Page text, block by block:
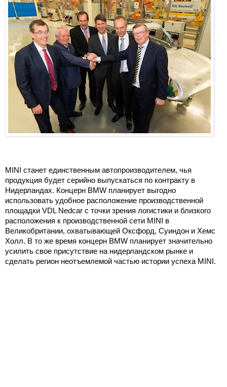
MINI станет единственным автопроизводителем, чья
продукция будет серийно выпускаться по контракту в
Нидерландах. Концерн BMW планирует выгодно
использовать удобное расположение производственной
площадки VDL Nedcar с точки зрения логистики и близкого
расположения к производственной сети MINI в
Великобритании, охватывающей Оксфорд, Суиндон и Хемс
Холл. В то же время концерн BMW планирует значительно
усилить свое присутствие на нидерландском рынке и
сделать регион неотъемлемой частью истории успеха MINI.